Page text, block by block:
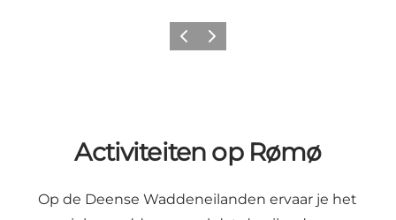
Vorige Volgende
Activiteiten op Rømø
Op de Deense Waddeneilanden ervaar je het